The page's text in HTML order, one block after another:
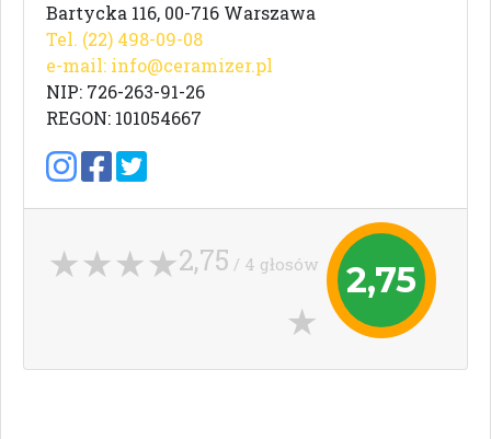
Bartycka 116, 00-716 Warszawa
Tel. (22) 498-09-08
e-mail: info@ceramizer.pl
NIP: 726-263-91-26
REGON: 101054667
2,75
2,75 / 4 głosów